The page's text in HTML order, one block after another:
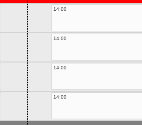
14:00
14:00
14:00
14:00